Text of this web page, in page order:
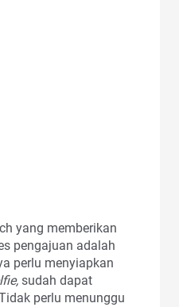
yang memberikan
pengajuan adalah
perlu menyiapkan
sudah dapat
perlu menunggu